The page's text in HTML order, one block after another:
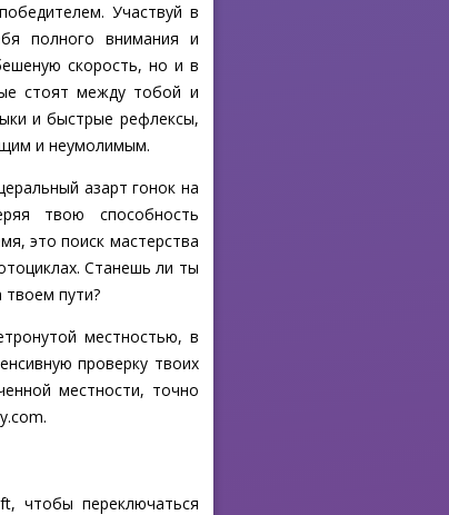
Участвуй в
полного внимания и
скорость, но и в
стоят между тобой и
и быстрые рефлексы,
и неумолимым.
азарт гонок на
твою способность
это поиск мастерства
Станешь ли ты
пути?
местностью, в
проверку твоих
местности, точно
чтобы переключаться